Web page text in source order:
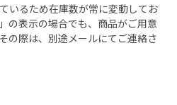
いるため在庫数が常に変動してお
の表示の場合でも、商品がご用意
の際は、別途メールにてご連絡さ